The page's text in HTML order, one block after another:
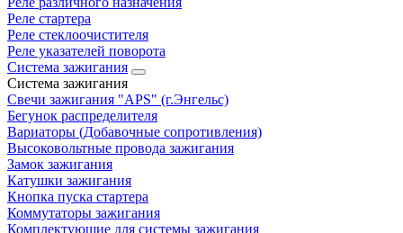
Реле стартера
Реле стеклоочистителя
Реле указателей поворота
Система зажигания
Система зажигания
Свечи зажигания "APS" (г.Энгельс)
Бегунок распределителя
Вариаторы (Добавочные сопротивления)
Высоковольтные провода зажигания
Замок зажигания
Катушки зажигания
Кнопка пуска стартера
Коммутаторы зажигания
Комплектующие для системы зажигания